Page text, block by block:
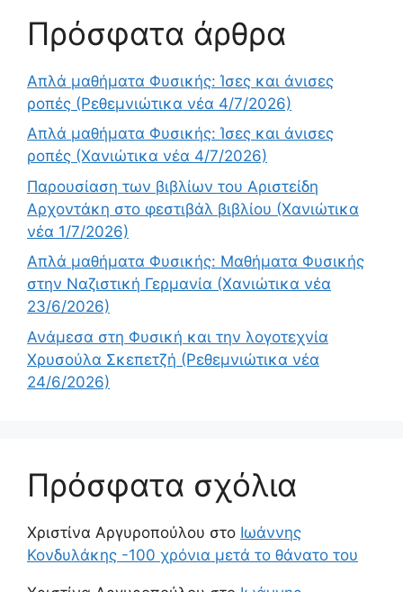
Πρόσφατα άρθρα
Απλά μαθήματα Φυσικής: Ίσες και άνισες
ροπές (Ρεθεμνιώτικα νέα 4/7/2026)
Απλά μαθήματα Φυσικής: Ίσες και άνισες
ροπές (Χανιώτικα νέα 4/7/2026)
Παρουσίαση των βιβλίων του Αριστείδη
Αρχοντάκη στο φεστιβάλ βιβλίου (Χανιώτικα
νέα 1/7/2026)
Απλά μαθήματα Φυσικής: Μαθήματα Φυσικής
στην Ναζιστική Γερμανία (Χανιώτικα νέα
23/6/2026)
Ανάμεσα στη Φυσική και την λογοτεχνία
Χρυσούλα Σκεπετζή (Ρεθεμνιώτικα νέα
24/6/2026)
Πρόσφατα σχόλια
Χριστίνα Αργυροπούλου στο Ιωάννης
Κονδυλάκης -100 χρόνια μετά το θάνατο του